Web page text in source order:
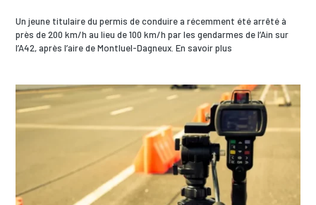
Un jeune titulaire du permis de conduire a récemment été arrêté à
près de 200 km/h au lieu de 100 km/h par les gendarmes de l’Ain sur
l’A42, après l’aire de Montluel-Dagneux. En savoir plus